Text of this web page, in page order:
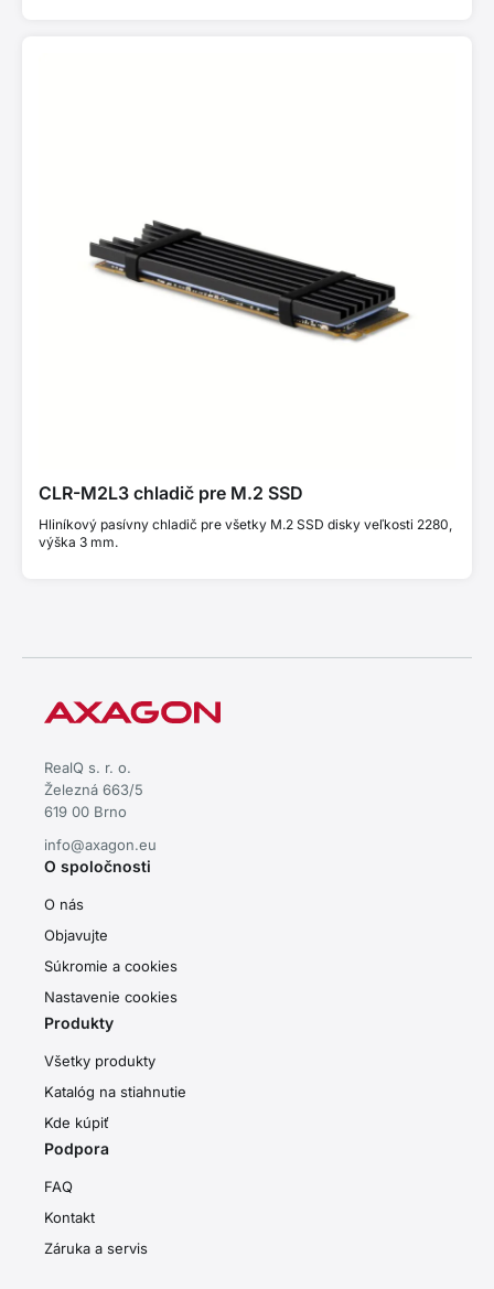
CLR-M2L3 chladič pre M.2 SSD
Hliníkový pasívny chladič pre všetky M.2 SSD disky veľkosti 2280,
výška 3 mm.
RealQ s. r. o.
Železná 663/5
619 00 Brno
info@axagon.eu
O spoločnosti
O nás
Objavujte
Súkromie a cookies
Nastavenie cookies
Produkty
Všetky produkty
Katalóg na stiahnutie
Kde kúpiť
Podpora
FAQ
Kontakt
Záruka a servis